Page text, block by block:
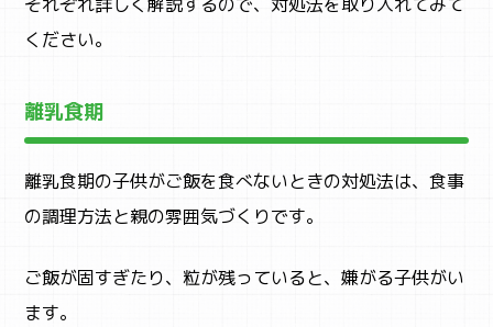
ください。
離乳食期
離乳食期の子供がご飯を食べないときの対処法は、食事
の調理方法と親の雰囲気づくりです。
ご飯が固すぎたり、粒が残っていると、嫌がる子供がい
ます。